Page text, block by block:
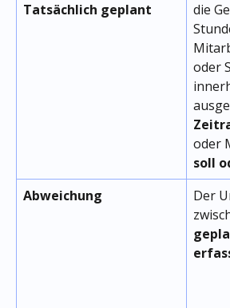
Tatsächlich geplant
die
oder
oder
soll
Abweichung
Der